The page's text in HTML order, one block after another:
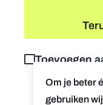
Toevoegen
Om je beter
gebruiken